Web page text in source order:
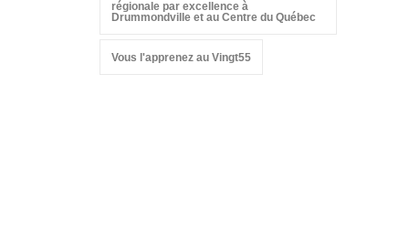
régionale par excellence à
Drummondville et au Centre du Québec
Vous l'apprenez au Vingt55